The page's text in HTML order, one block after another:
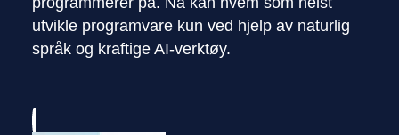
utvikle programvare kun ved hjelp av naturlig
språk og kraftige AI-verktøy.